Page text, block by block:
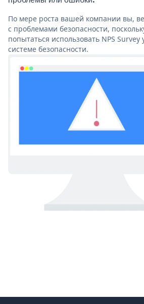
По мере роста вашей компании вы,
с проблемами безопасности,
попытаться использовать NPS Survey
системе безопасности.